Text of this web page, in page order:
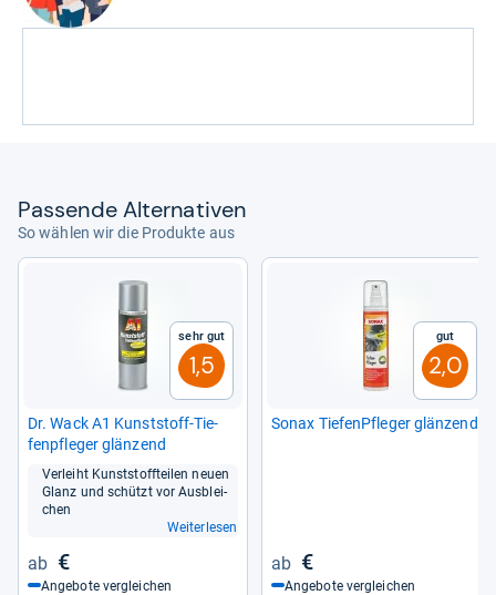
Pas­sende Alter­na­ti­ven
So wählen wir die Produkte aus
Sehr gut
1,5
Dr. Wack A1 Kunst­stoff-​Tie­
fen­pfle­ger glän­zend
Ver­leiht Kunst­stoff­tei­len neuen
Glanz und schützt vor Aus­blei­
chen
Weiterlesen
€
Angebote vergleichen
Gut
2,0
Sonax Tie­fen­Pfle­ger glän­zend
€
Angebote vergleichen